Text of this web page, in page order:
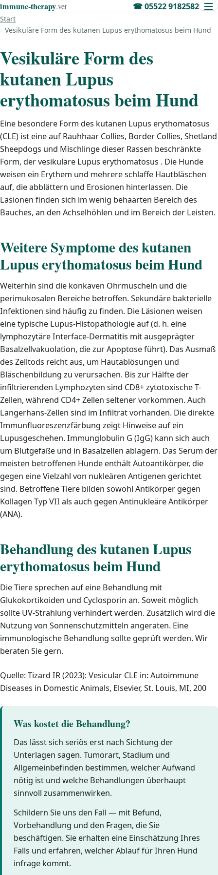
immune‑therapy.vet ☎05522 9182582
Start
Vesikuläre Form des kutanen Lupus erythomatosus beim Hund
Vesikuläre Form des
kutanen Lupus
erythomatosus beim Hund
Eine besondere Form des kutanen Lupus erythomatosus
(CLE) ist eine auf Rauhhaar Collies, Border Collies, Shetland
Sheepdogs und Mischlinge dieser Rassen beschränkte
Form, der vesikuläre Lupus erythomatosus . Die Hunde
weisen ein Erythem und mehrere schlaffe Hautbläschen
auf, die abblättern und Erosionen hinterlassen. Die
Läsionen finden sich im wenig behaarten Bereich des
Bauches, an den Achselhöhlen und im Bereich der Leisten.
Weitere Symptome des kutanen
Lupus erythomatosus beim Hund
Weiterhin sind die konkaven Ohrmuscheln und die
perimukosalen Bereiche betroffen. Sekundäre bakterielle
Infektionen sind häufig zu finden. Die Läsionen weisen
eine typische Lupus-Histopathologie auf (d. h. eine
lymphozytäre Interface-Dermatitis mit ausgeprägter
Basalzellvakuolation, die zur Apoptose führt). Das Ausmaß
des Zelltods reicht aus, um Hautablösungen und
Bläschenbildung zu verursachen. Bis zur Hälfte der
infiltrierenden Lymphozyten sind CD8+ zytotoxische T-
Zellen, während CD4+ Zellen seltener vorkommen. Auch
Langerhans-Zellen sind im Infiltrat vorhanden. Die direkte
Immunfluoreszenzfärbung zeigt Hinweise auf ein
Lupusgeschehen. Immunglobulin G (IgG) kann sich auch
um Blutgefäße und in Basalzellen ablagern. Das Serum der
meisten betroffenen Hunde enthält Autoantikörper, die
gegen eine Vielzahl von nukleären Antigenen gerichtet
sind. Betroffene Tiere bilden sowohl Antikörper gegen
Kollagen Typ VII als auch gegen Antinukleäre Antikörper
(ANA).
Behandlung des kutanen Lupus
erythomatosusbeim Hund
Die Tiere sprechen auf eine Behandlung mit
Glukokortikoiden und Cyclosporin an. Soweit möglich
sollte UV-Strahlung verhindert werden. Zusätzlich wird die
Nutzung von Sonnenschutzmitteln angeraten. Eine
immunologische Behandlung sollte geprüft werden. Wir
beraten Sie gern.
Quelle: Tizard IR (2023): Vesicular CLE in: Autoimmune
Diseases in Domestic Animals, Elsevier, St. Louis, MI, 200
Was kostet die Behandlung?
Das lässt sich seriös erst nach Sichtung der
Unterlagen sagen. Tumorart, Stadium und
Allgemeinbefinden bestimmen, welcher Aufwand
nötig ist und welche Behandlungen überhaupt
sinnvoll zusammenwirken.
Schildern Sie uns den Fall — mit Befund,
Vorbehandlung und den Fragen, die Sie
beschäftigen. Sie erhalten eine Einschätzung Ihres
Falls und erfahren, welcher Ablauf für Ihren Hund
infrage kommt.